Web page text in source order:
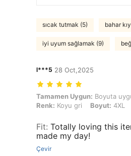
sıcak tutmak (5) bahar
iyi uyum sağlamak (9)
l***5 28 Oct,2025
Tamamen Uygun: Boyuta uygun,
Tamamen Uygun: Boyuta
Renk: Koyu gri Boyut: 4XL
Fit: Totally loving this
made my day!
Çevir